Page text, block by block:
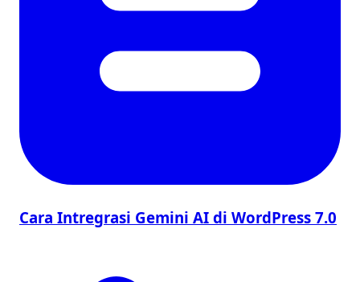
Cara Intregrasi Gemini AI di WordPress 7.0